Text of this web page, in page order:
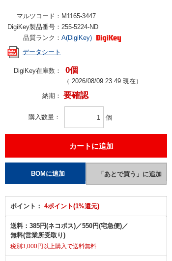
マルツコード： M1165-3447
DigiKey製品番号： 255-5224-ND
品質ランク： A(DigiKey)
データシート
DigiKey在庫数： 0個
（ 2026/08/09 23:49 現在）
納期： 要確認
購入数量 個
ポイント： 4ポイント(1%還元)
送料： 385円(ネコポス)／550円(宅急便)／
無料(営業所受取り)
税別3,000円以上購入で送料無料